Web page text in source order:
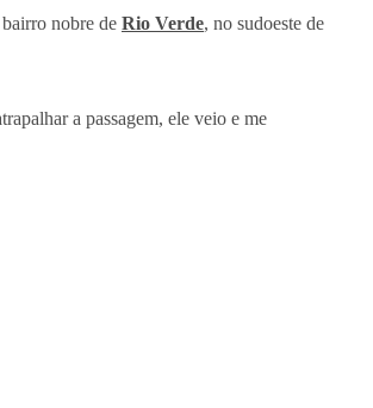
nobre de Rio Verde, no sudoeste de
a passagem, ele veio e me